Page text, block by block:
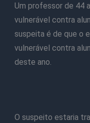
Um professor de 44
vulnerável contra
suspeita é de que o
vulnerável contra
deste ano.
O suspeito estaria